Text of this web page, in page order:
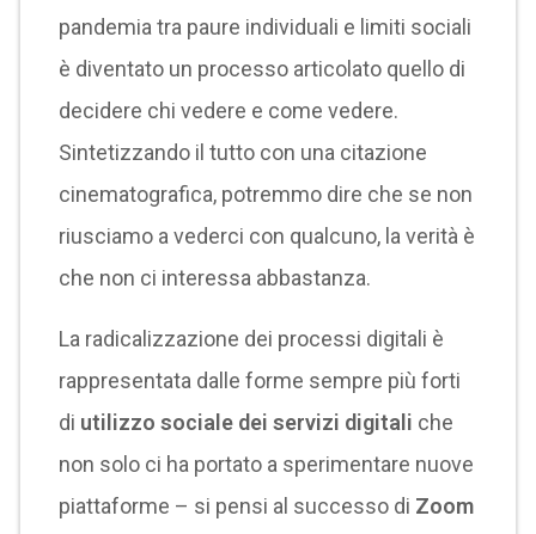
pandemia tra paure individuali e limiti sociali
è diventato un processo articolato quello di
decidere chi vedere e come vedere.
Sintetizzando il tutto con una citazione
cinematografica, potremmo dire che se non
riusciamo a vederci con qualcuno, la verità è
che non ci interessa abbastanza.
La radicalizzazione dei processi digitali è
rappresentata dalle forme sempre più forti
di utilizzo sociale dei servizi digitali che
non solo ci ha portato a sperimentare nuove
piattaforme – si pensi al successo di Zoom